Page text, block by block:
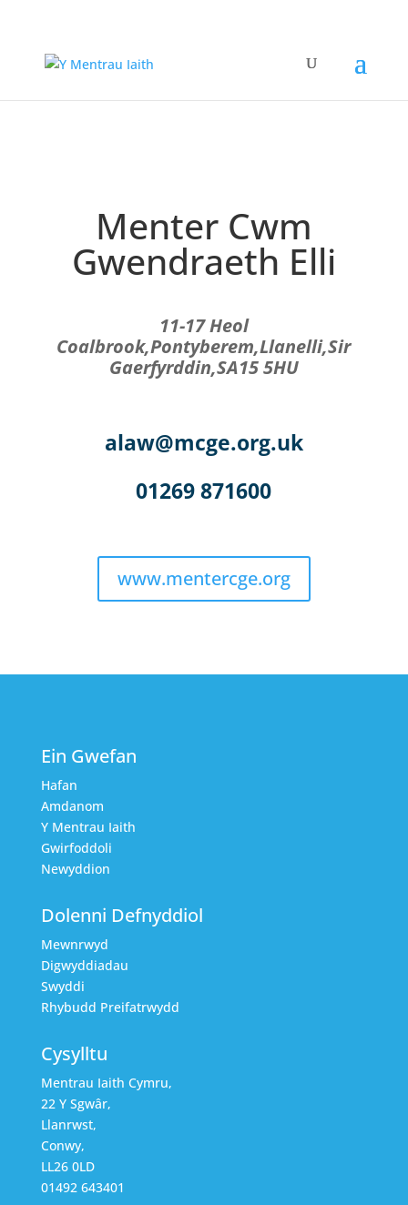
Menter Cwm
Gwendraeth Elli
11-17 Heol
Coalbrook,Pontyberem,Llanelli,Sir
Gaerfyrddin,SA15 5HU
alaw@mcge.org.uk
01269 871600
www.mentercge.org
Ein Gwefan
Hafan
Amdanom
Y Mentrau Iaith
Gwirfoddoli
Newyddion
Dolenni Defnyddiol
Mewnrwyd
Digwyddiadau
Swyddi
Rhybudd Preifatrwydd
Cysylltu
Mentrau Iaith Cymru,
22 Y Sgwâr,
Llanrwst,
Conwy,
LL26 0LD
01492 643401